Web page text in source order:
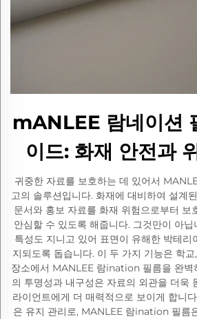
mANLEE 람네이션
이드: 화재 안전과
귀중한 자료를 보호하는 데 있어서
고의 솔루션입니다. 화재에 대비하여 설계
문서와 홍보 자료를 화재 위험으로부터 보
안심할 수 있도록 해줍니다. 그것만이 아
특성도 지니고 있어 표면이 유해한 박테리
지되도록 돕습니다. 이 두 가지 기능은 학
장소에서 MANLEE 람ination 필름을 완벽
의 투명성과 내구성은 자료의 외관을 더욱
라이언트에게 더 매력적으로 보이게 합니
은 유지 관리로, MANLEE 람ination 필름